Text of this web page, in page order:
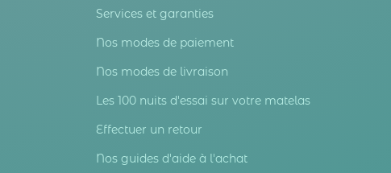
Services et garanties
Nos modes de paiement
Nos modes de livraison
Les 100 nuits d'essai sur votre matelas
Effectuer un retour
Nos guides d'aide à l'achat